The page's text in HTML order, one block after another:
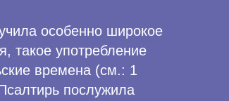
особенно широкое
такое употребление
времена (см.: 1
послужила